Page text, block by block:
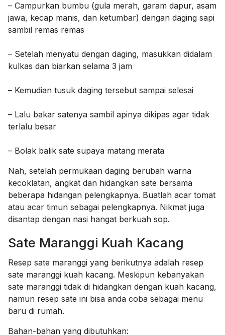
– Campurkan bumbu (gula merah, garam dapur, asam
jawa, kecap manis, dan ketumbar) dengan daging sapi
sambil remas remas
– Setelah menyatu dengan daging, masukkan didalam
kulkas dan biarkan selama 3 jam
– Kemudian tusuk daging tersebut sampai selesai
– Lalu bakar satenya sambil apinya dikipas agar tidak
terlalu besar
– Bolak balik sate supaya matang merata
Nah, setelah permukaan daging berubah warna
kecoklatan, angkat dan hidangkan sate bersama
beberapa hidangan pelengkapnya. Buatlah acar tomat
atau acar timun sebagai pelengkapnya. Nikmat juga
disantap dengan nasi hangat berkuah sop.
Sate Maranggi Kuah Kacang
Resep sate maranggi yang berikutnya adalah resep
sate maranggi kuah kacang. Meskipun kebanyakan
sate maranggi tidak di hidangkan dengan kuah kacang,
namun resep sate ini bisa anda coba sebagai menu
baru di rumah.
Bahan-bahan yang dibutuhkan: